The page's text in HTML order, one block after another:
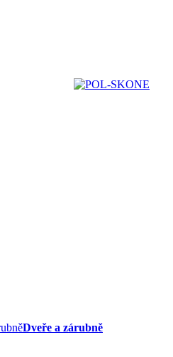
Dveře a zárubně